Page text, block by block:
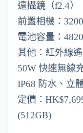
遠攝鏡（f2.4）
前置相機：
電池容量：
其他：紅外線
50W 快速無線
IP68 防水、立
定價：
(512GB)